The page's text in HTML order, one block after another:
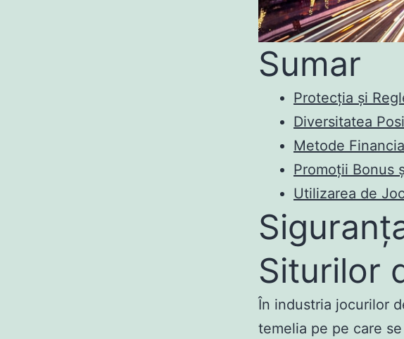
Sumar
Protecția și
Diversitatea
Metode
Promoții Bonus
Utilizarea de
Siturilor
În industria jocurilor
temelia pe pe care